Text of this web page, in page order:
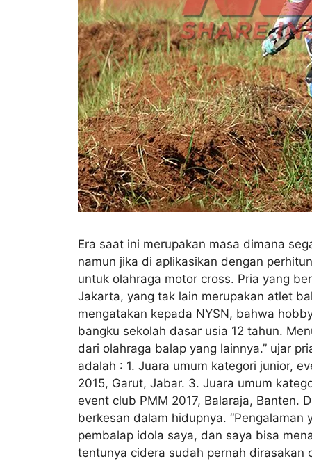
Era saat ini merupakan masa dimana
namun jika di aplikasikan dengan
untuk olahraga motor cross. Pria yang
Jakarta, yang tak lain merupakan atlet
mengatakan kepada NYSN, bahwa
bangku sekolah dasar usia 12 tahun.
dari olahraga balap yang lainnya.” ujar
adalah : 1. Juara umum kategori junior,
2015, Garut, Jabar. 3. Juara umum
event club PMM 2017, Balaraja, Banten.
berkesan dalam hidupnya.
pembalap idola saya, dan saya bisa
tentunya cidera sudah pernah dirasakan